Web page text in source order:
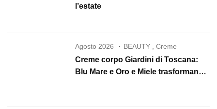
l’estate
Agosto 2026 BEAUTY ,Creme
Creme corpo Giardini di Toscana:
Blu Mare e Oro e Miele trasformano